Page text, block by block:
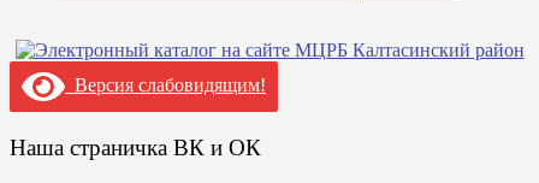
Версия слабовидящим!
Наша страничка ВК и ОК